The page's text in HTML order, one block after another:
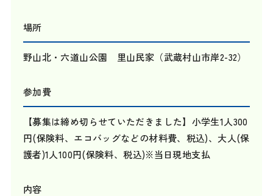
場所
野山北・六道山公園 里山民家（武蔵村山市岸2-32）
参加費
【募集は締め切らせていただきました】小学生1人300
円(保険料、エコバッグなどの材料費、税込)、大人(保
護者)1人100円(保険料、税込)※当日現地支払
内容